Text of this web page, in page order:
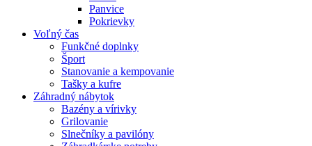
Panvice
Pokrievky
Voľný čas
Funkčné doplnky
Šport
Stanovanie a kempovanie
Tašky a kufre
Záhradný nábytok
Bazény a vírivky
Grilovanie
Slnečníky a pavilóny